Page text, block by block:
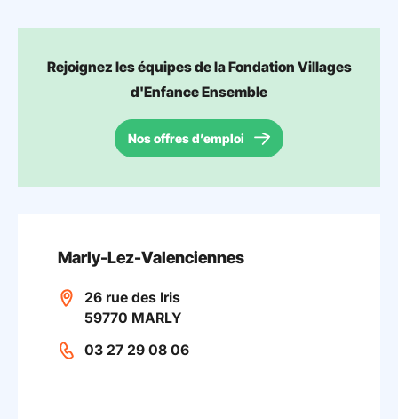
Rejoignez les équipes de la Fondation Villages
d'Enfance Ensemble
Nos offres d’emploi
Marly-Lez-Valenciennes
26 rue des Iris
59770 MARLY
03 27 29 08 06